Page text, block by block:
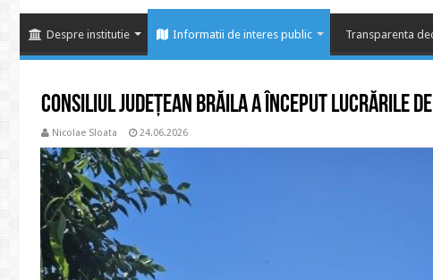
Despre institutie Informatii de interes public Transparenta
Consiliul Județean Brăila a început lucrările
Nicolae Sloata 24.06.2026